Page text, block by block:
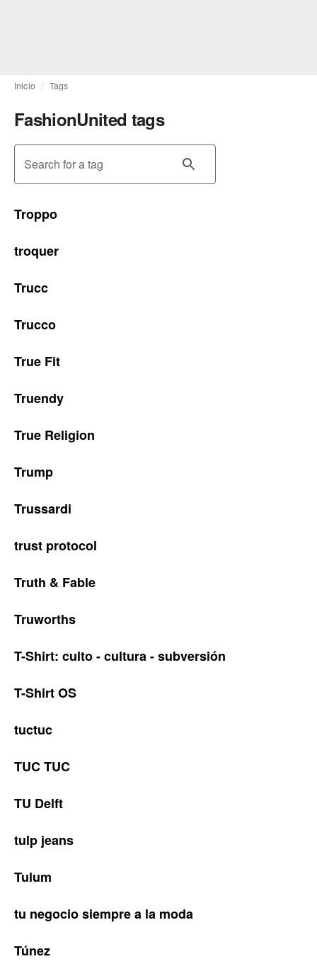
Inicio Tags
FashionUnited tags
Search for a tag
Troppo
troquer
Trucc
Trucco
True Fit
Truendy
True Religion
Trump
Trussardi
trust protocol
Truth & Fable
Truworths
T-Shirt: culto - cultura - subversión
T-Shirt OS
tuctuc
TUC TUC
TU Delft
tulp jeans
Tulum
tu negocio siempre a la moda
Túnez